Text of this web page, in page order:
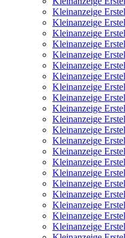
Kleinanzeige
Kleinanzeige
Kleinanzeige
Kleinanzeige
Kleinanzeige
Kleinanzeige
Kleinanzeige
Kleinanzeige
Kleinanzeige
Kleinanzeige
Kleinanzeige
Kleinanzeige
Kleinanzeige
Kleinanzeige
Kleinanzeige
Kleinanzeige
Kleinanzeige
Kleinanzeige
Kleinanzeige
Kleinanzeige
Kleinanzeige